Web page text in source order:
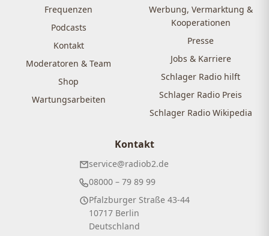
Frequenzen
Podcasts
Kontakt
Moderatoren & Team
Shop
Wartungsarbeiten
Werbung, Vermarktung &
Kooperationen
Presse
Jobs & Karriere
Schlager Radio hilft
Schlager Radio Preis
Schlager Radio Wikipedia
Kontakt
service@radiob2.de
08000 – 79 89 99
Pfalzburger Straße 43-44
10717 Berlin
Deutschland